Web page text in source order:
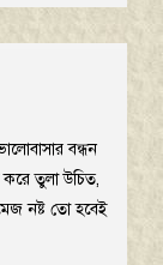
বন্ধন
তুলা উচিত,
নষ্ট তো হবেই